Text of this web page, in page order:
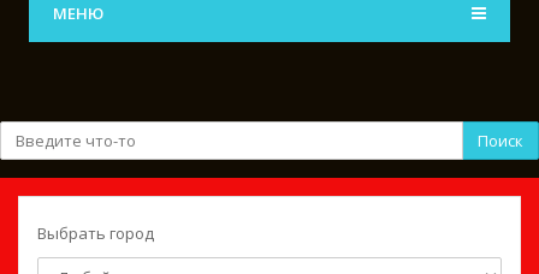
МЕНЮ
Поиск
Выбрать город